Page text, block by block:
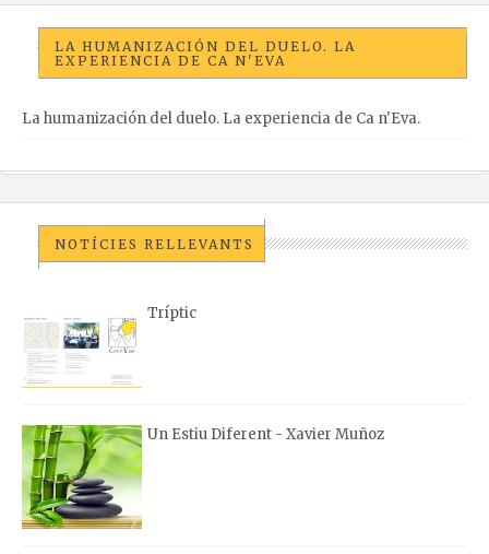
LA HUMANIZACIÓN DEL DUELO. LA
EXPERIENCIA DE CA N'EVA
La humanización del duelo. La experiencia de Ca n'Eva.
NOTÍCIES RELLEVANTS
Tríptic
Un Estiu Diferent - Xavier Muñoz